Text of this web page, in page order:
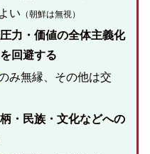
い （朝鮮は無視）
力・価値の全体主義化
回避する
み無縁、その他は交
・民族・文化などへの